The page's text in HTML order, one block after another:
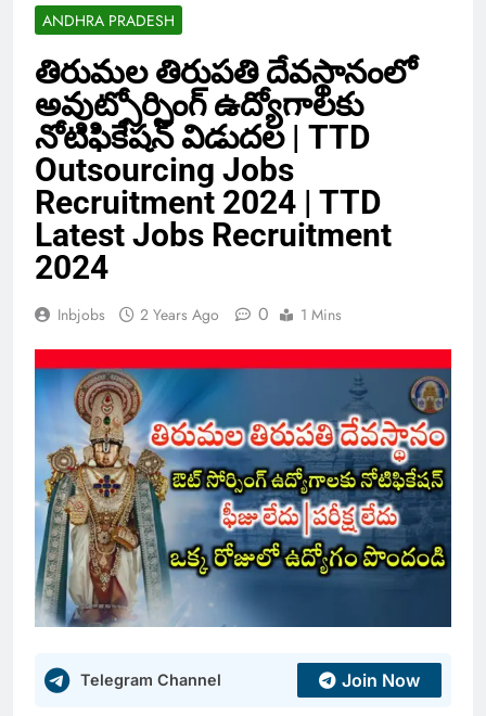
ANDHRA PRADESH
తిరుమల తిరుపతి దేవస్థానంలో
అవుట్సోర్సింగ్ ఉద్యోగాలకు
నోటిఫికేషన్ విడుదల | TTD
Outsourcing Jobs
Recruitment 2024 | TTD
Latest Jobs Recruitment
2024
Inbjobs 2 Years Ago 0 1 Mins
Telegram Channel Join Now